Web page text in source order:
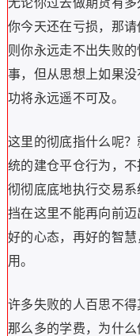
无论你过去做期货有
你今天还在亏损，那
则你永远走不出失败
事，但从思想上如果
功将永远遥不可及。
这里的彻底指什么呢
统的建仓平仓行为，
彻彻底底地执行交易
挡在这里不能再向前
好的心态，再好的智
用。
许多失败的人百思不
那么多的学费，为什